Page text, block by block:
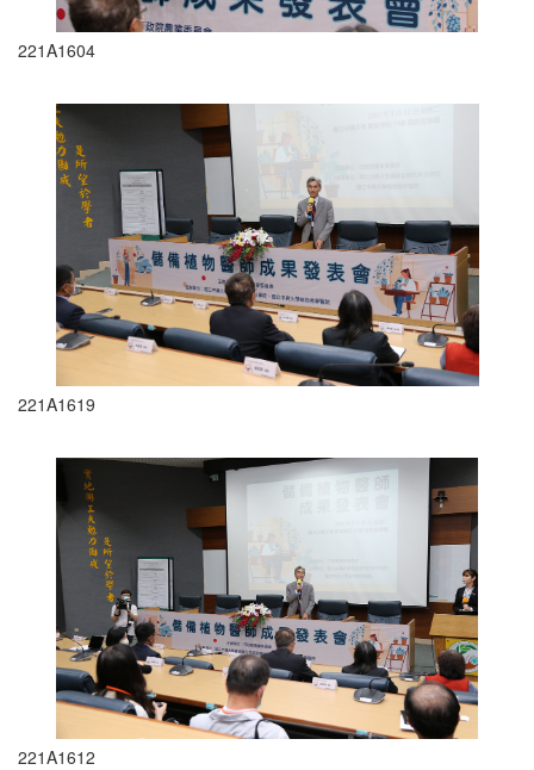
221A1604
221A1619
221A1612